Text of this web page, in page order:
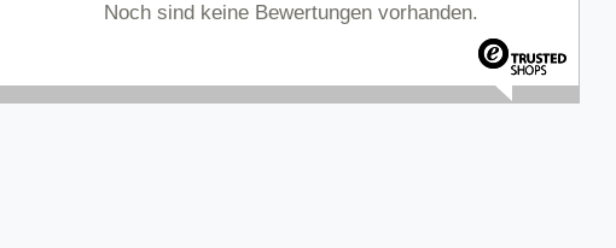
Noch sind keine Bewertungen vorhanden.